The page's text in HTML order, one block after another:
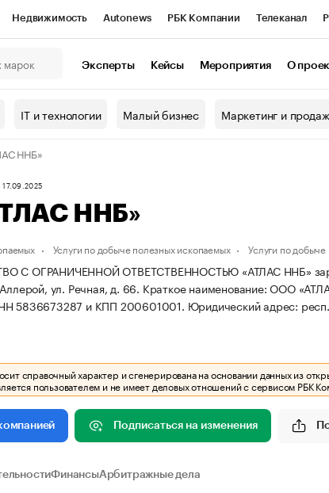
Недвижимость Autonews РБК Компании Телеканал
контрагентов
Эксперты Кейсы Мероприятия О
IT и технологии Малый бизнес Маркетинг и
ННБ»
ННБ»
Услуги по добыче полезных ископаемых Услуги по добыче
С ОГРАНИЧЕННОЙ ОТВЕТСТВЕННОСТЬЮ «АТЛАС ННБ»
ул. Речная, д. 66. Краткое наименование: ООО
5836673287 и КПП 200601001. Юридический адрес:
справочный характер и сгенерирована на основании данных из
пользователем и не имеет деловых отношений с сервисом РБК
Подписаться на изменения
ФинансыАрбитражные дела